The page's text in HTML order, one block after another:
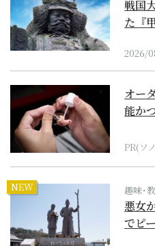
戦国
た『
2026/
オー
能か
PR(ソ
NEW 趣味･
悪女
でピ